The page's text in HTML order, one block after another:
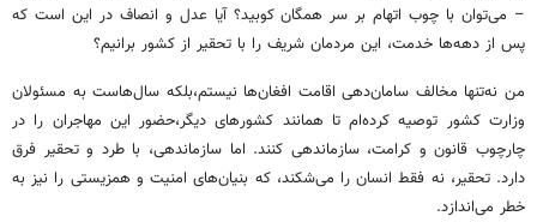
– می‌توان با چوب اتهام بر سر همگان کوبید؟ آیا عدل و انصاف در این است که
پس از دهه‌ها خدمت، این مردمان شریف را با تحقیر از کشور برانیم؟
من نه‌تنها مخالف سامان‌دهی اقامت افغان‌ها نیستم،بلکه سال‌هاست به مسئولان
وزارت کشور توصیه کرده‌ام تا همانند کشورهای دیگر،حضور این مهاجران را در
چارچوب قانون و کرامت، سازماندهی کنند. اما سازماندهی، با طرد و تحقیر فرق
دارد. تحقیر، نه فقط انسان را می‌شکند، که بنیان‌های امنیت و همزیستی را نیز به
خطر می‌اندازد.